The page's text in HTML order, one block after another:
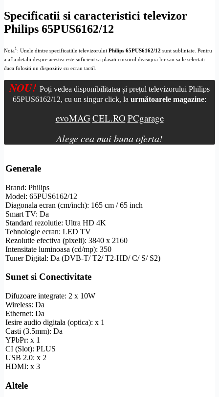
Specificatii si caracteristici televizor
Philips 65PUS6162/12
Nota1 : Unele dintre specificatiile televizorului Philips 65PUS6162/12 sunt subliniate. Pentru
a afla detalii despre acestea este suficient sa plasati cursorul deasupra lor sau sa le selectati
daca folositi un dispozitiv cu ecran tactil.
NOU! Poți vedea disponibilitatea și prețul televizorului Philips
65PUS6162/12, cu un singur click, la următoarele magazine:
evoMAGCEL.RO PCgarage
Alege cea mai buna oferta!
Generale
Brand: Philips
Model: 65PUS6162/12
Diagonala ecran (cm/inch): 165 cm / 65 inch
Smart TV: Da
Standard rezolutie: Ultra HD 4K
Tehnologie ecran: LED TV
Rezolutie efectiva (pixeli): 3840 x 2160
Intensitate luminoasa (cd/mp): 350
Tuner Digital: Da (DVB-T/ T2/ T2-HD/ C/ S/ S2)
Sunet si Conectivitate
Difuzoare integrate: 2 x 10W
Wireless: Da
Ethernet: Da
Iesire audio digitala (optica): x 1
Casti (3.5mm): Da
YPbPr: x 1
CI (Slot): PLUS
USB 2.0: x 2
HDMI: x 3
Altele